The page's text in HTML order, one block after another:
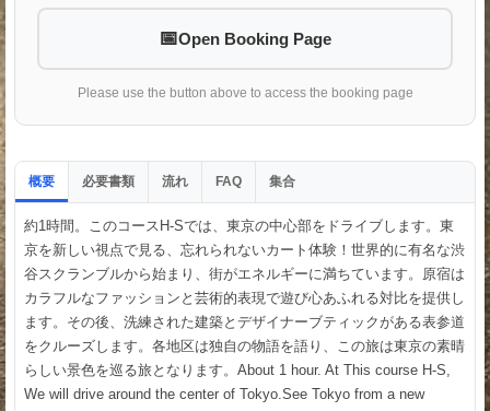
Open Booking Page
Please use the button above to access the booking page
概要 必要書類 流れ FAQ 集合
約1時間。このコースH-Sでは、東京の中心部をドライブします。東
京を新しい視点で見る、忘れられないカート体験！世界的に有名な渋
谷スクランブルから始まり、街がエネルギーに満ちています。原宿は
カラフルなファッションと芸術的表現で遊び心あふれる対比を提供し
ます。その後、洗練された建築とデザイナーブティックがある表参道
をクルーズします。各地区は独自の物語を語り、この旅は東京の素晴
らしい景色を巡る旅となります。About 1 hour. At This course H-S,
We will drive around the center of Tokyo.See Tokyo from a new